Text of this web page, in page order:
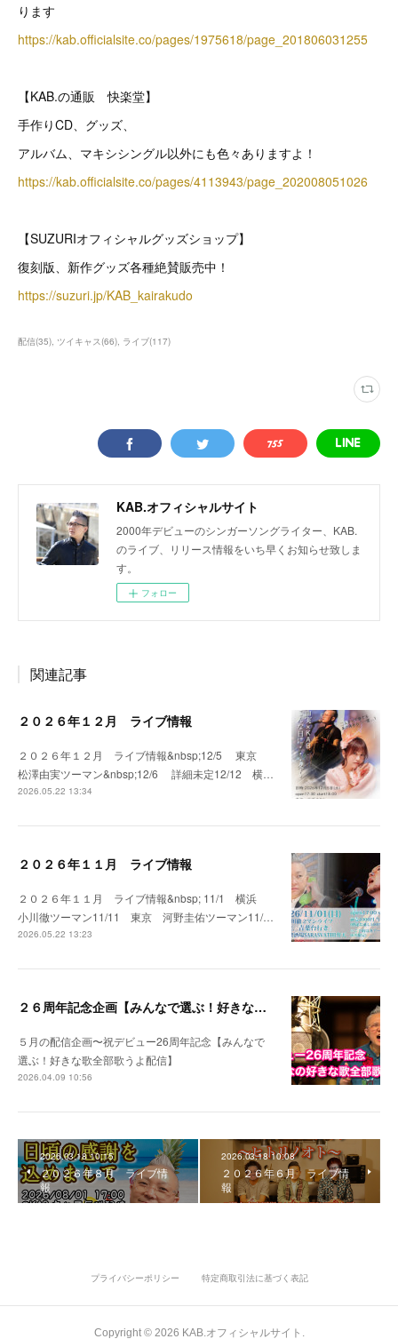
ります
https://kab.officialsite.co/pages/1975618/page_201806031255
【KAB.の通販 快楽堂】
手作りCD、グッズ、
アルバム、マキシシングル以外にも色々ありますよ！
https://kab.officialsite.co/pages/4113943/page_202008051026
【SUZURIオフィシャルグッズショップ】
復刻版、新作グッズ各種絶賛販売中！
https://suzuri.jp/KAB_kairakudo
配信(35) ツイキャス(66) ライブ(117)
KAB.オフィシャルサイト
2000年デビューのシンガーソングライター、KAB.
のライブ、リリース情報をいち早くお知らせ致しま
す。
フォロー
関連記事
２０２６年１２月 ライブ情報
２０２６年１２月 ライブ情報&nbsp;12/5 東京
松澤由実ツーマン&nbsp;12/6 詳細未定12/12 横…
2026.05.22 13:34
２０２６年１１月 ライブ情報
２０２６年１１月 ライブ情報&nbsp; 11/1 横浜
小川徹ツーマン11/11 東京 河野圭佑ツーマン11/…
2026.05.22 13:23
２６周年記念企画【みんなで選ぶ！好きな歌全部歌うよ配信】
５月の配信企画〜祝デビュー26周年記念【みんなで
選ぶ！好きな歌全部歌うよ配信】
2026.04.09 10:56
2026.03.18 10:15
２０２６年８月 ライブ情
報
2026.03.18 10:08
２０２６年６月 ライブ情
報
プライバシーポリシー 特定商取引法に基づく表記
Copyright © 2026 KAB.オフィシャルサイト .